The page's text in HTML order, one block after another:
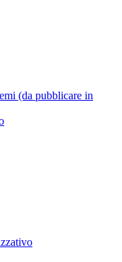
(da pubblicare in